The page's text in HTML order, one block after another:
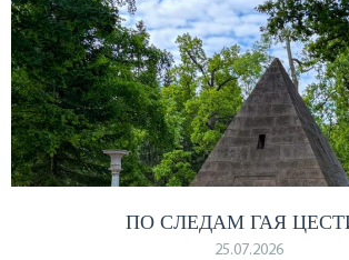
ПО СЛЕДАМ ГАЯ
25.07.2026